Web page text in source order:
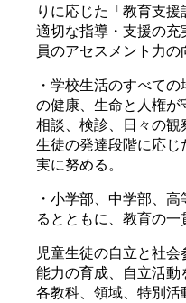
りに応じた「教育支援
適切な指導・支援の充
員のアセスメント力の
・学校生活のすべて
の健康、生命と人権
相談、検診、日々の観
生徒の発達段階に応
実に努める。
・小学部、中学部、
るとともに、教育の
児童生徒の自立と社
能力の育成、自立活動
各教科、領域、特別